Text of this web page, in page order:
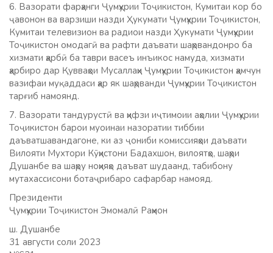
6. Вазорати фарҳанги Ҷумҳурии Тоҷикистон, Кумитаи кор бо
ҷавонон ва варзиши назди Ҳукумати Ҷумҳурии Тоҷикистон,
Кумитаи телевизион ва радиои назди Ҳукумати Ҷумҳурии
Тоҷикистон омодагӣ ва рафти даъвати шаҳрвандонро ба
хизмати ҳарбӣ ба таври васеъ инъикос намуда, хизмати
ҳарбиро дар Қувваҳои Мусаллаҳи Ҷумҳурии Тоҷикистон ҳамчун
вазифаи муқаддаси ҳар як шаҳрванди Ҷумҳурии Тоҷикистон
тарғиб намоянд.
7. Вазорати тандурустӣ ва ҳифзи иҷтимоии аҳолии Ҷумҳурии
Тоҷикистон барои муоинаи назоратии тиббии
даъватшавандагоне, ки аз ҷониби комиссияҳои даъвати
Вилояти Мухтори Кӯҳистони Бадахшон, вилоятҳо, шаҳри
Душанбе ва шаҳру ноҳияҳо даъват шудаанд, табибону
мутахассисони ботаҷрибаро сафарбар намояд.
Президенти
Ҷумҳурии Тоҷикистон Эмомалӣ Раҳмон
ш. Душанбе
31 августи соли 2023